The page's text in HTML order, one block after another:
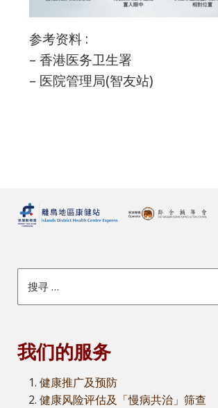
参考资料 :
– 香港医务卫生署
– 医院管理局(智友站)
我们的服务
健康推广及预防
健康风险评估及「慢病共治」筛查